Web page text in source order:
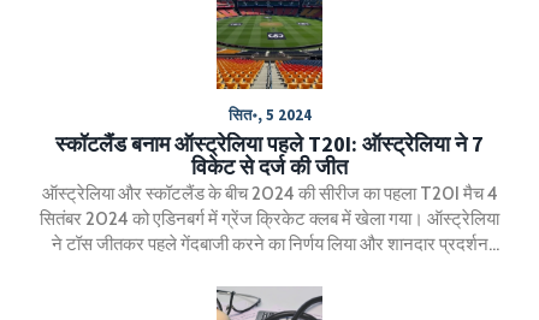
सित॰, 5 2024
स्कॉटलैंड बनाम ऑस्ट्रेलिया पहले T20I: ऑस्ट्रेलिया ने 7
विकेट से दर्ज की जीत
ऑस्ट्रेलिया और स्कॉटलैंड के बीच 2024 की सीरीज का पहला T20I मैच 4
सितंबर 2024 को एडिनबर्ग में ग्रेंज क्रिकेट क्लब में खेला गया। ऑस्ट्रेलिया
ने टॉस जीतकर पहले गेंदबाजी करने का निर्णय लिया और शानदार प्रदर्शन
जीत में अहम भूमिका निभाई।